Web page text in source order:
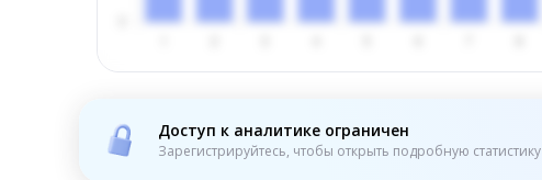
Доступ к аналитике ограничен
Зарегистрируйтесь, чтобы открыть подробную статистику